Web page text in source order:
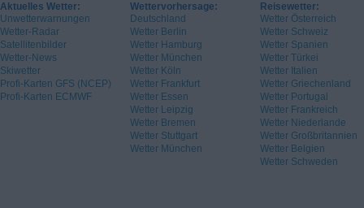
Aktuelles Wetter:
Unwetterwarnungen
Wetter-Radar
Satellitenbilder
Wetter-News
Skiwetter
Profi-Karten GFS (NCEP)
Profi-Karten ECMWF
Wettervorhersage:
Deutschland
Wetter Berlin
Wetter Hamburg
Wetter München
Wetter Köln
Wetter Frankfurt
Wetter Essen
Wetter Leipzig
Wetter Bremen
Wetter Stuttgart
Wetter München
Reisewetter:
Wetter Österreich
Wetter Schweiz
Wetter Spanien
Wetter Türkei
Wetter Italien
Wetter Griechenland
Wetter Portugal
Wetter Frankreich
Wetter Niederlande
Wetter Großbritannien
Wetter Belgien
Wetter Schweden